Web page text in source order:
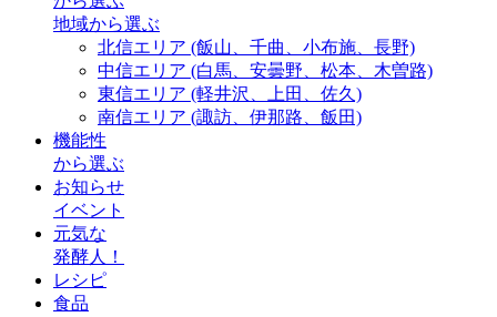
地域から選ぶ
北信エリア (飯山、千曲、小布施、長野)
中信エリア (白馬、安曇野、松本、木曽路)
東信エリア (軽井沢、上田、佐久)
南信エリア (諏訪、伊那路、飯田)
機能性
から選ぶ
お知らせ
イベント
元気な
発酵人！
レシピ
食品